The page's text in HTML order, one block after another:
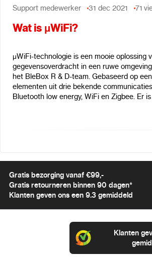
Support medewerker 31 dec 2021 71
Wat is μWiFi?
μWiFi-technologie is een mooie oplossing
gegevensoverdracht in een ruwe
het BleBox R & D-team. Gebaseerd op
elementen uit drie bekende
Bluetooth low energy, WiFi en Zigbee. Er is
Gratis bezorging vanaf €99,-
Gratis retourneren binnen 90 dagen*
Klanten geven ons een 9.3 gemiddeld
Klanten